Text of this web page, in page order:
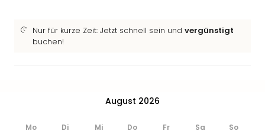
Nur für kurze Zeit: Jetzt schnell sein und vergünstigt
buchen!
August 2026
Mo Di Mi Do Fr Sa So